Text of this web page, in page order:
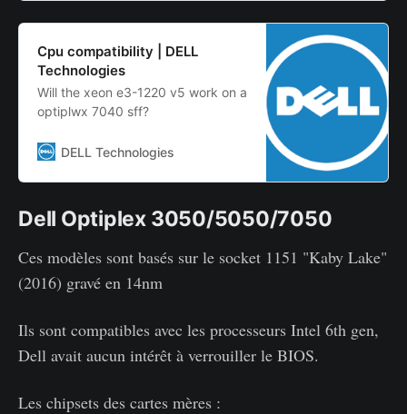
Cpu compatibility | DELL
Technologies
Will the xeon e3-1220 v5 work on a
optiplwx 7040 sff?
DELL Technologies
Dell Optiplex 3050/5050/7050
Ces modèles sont basés sur le socket 1151 "Kaby Lake"
(2016) gravé en 14nm
Ils sont compatibles avec les processeurs Intel 6th gen,
Dell avait aucun intérêt à verrouiller le BIOS.
Les chipsets des cartes mères :